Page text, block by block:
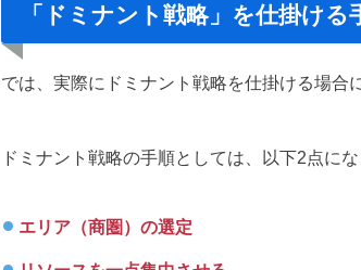
「ドミナント戦略」を仕掛ける
では、実際にドミナント戦略を仕掛ける場合
ドミナント戦略の手順としては、以下2点にな
エリア（商圏）の選定